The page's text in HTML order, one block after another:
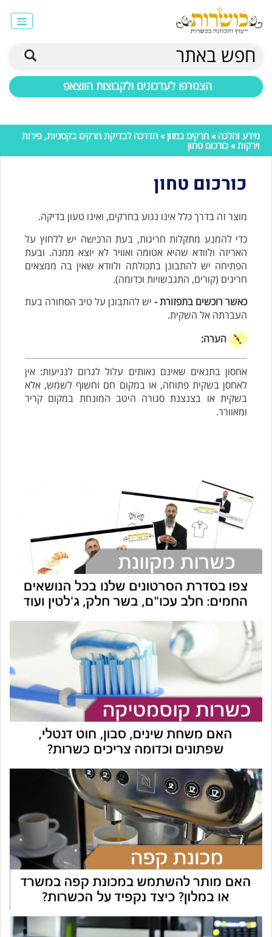
חפש באתר
הצטרפו לעדכונים ולקבוצות הווצאפ
מידע והלכה » חרקים במזון» הדרכה לבדיקת חרקים בקטניות, פירות
וירקות» כורכום טחון
כורכום טחון
מוצר זה בדרך כלל אינו נגוע בחרקים, ואינו טעון בדיקה.
כדי להמנע מתקלות חריגות, בעת הרכישה יש ללחוץ על
האריזה ולוודא שהיא אטומה ואוויר לא יוצא ממנה. ובעת
הפתיחה יש להתבונן בתכולתה ולוודא שאין בה ממצאים
חריגים (קורים, התגבשויות וכדומה).
כאשר רוכשים בתפזורת - יש להתבונן על טיב הסחורה בעת
העברתה אל השקית.
הערה:
אחסון בתנאים שאינם נאותים עלול לגרום לנגיעות: אין
לאחסן בשקית פתוחה, או במקום חם וחשוף לשמש, אלא
בשקית או בצנצנת סגורה היטב המונחת במקום קריר
ומאוורר.